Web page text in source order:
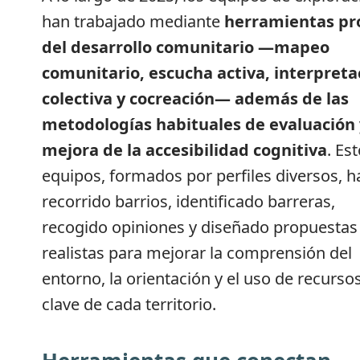
han trabajado mediante herramientas
del desarrollo comunitario —mapeo
comunitario, escucha activa,
colectiva y cocreación— además de las
metodologías habituales de evaluación
mejora de la accesibilidad cognitiva.
equipos, formados por perfiles diversos,
recorrido barrios, identificado barreras,
recogido opiniones y diseñado propuestas
realistas para mejorar la comprensión del
entorno, la orientación y el uso de
clave de cada territorio.